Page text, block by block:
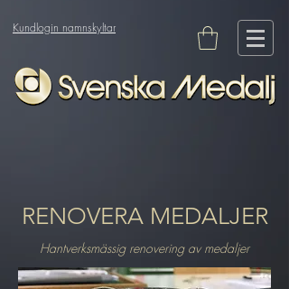
Kundlogin namnskyltar
RENOVERA MEDALJER
Hantverksmässig renovering av medaljer